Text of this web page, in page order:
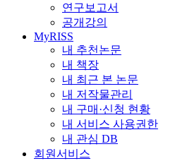
연구보고서
공개강의
MyRISS
내 추천논문
내 책장
내 최근 본 논문
내 저작물관리
내 구매·신청 현황
내 서비스 사용권한
내 관심 DB
회원서비스